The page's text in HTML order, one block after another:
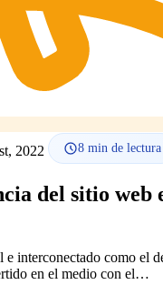
2022 8 min de lectura
del sitio web
interconectado como el
en el medio con el…